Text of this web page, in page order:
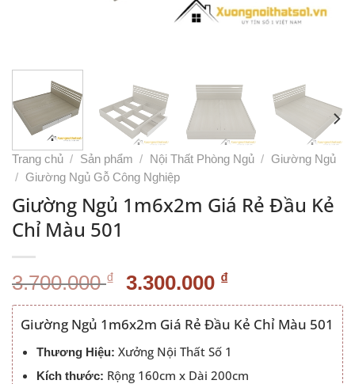
Trang chủ / Sản phẩm / Nội Thất Phòng Ngủ / Giường Ngủ
/ Giường Ngủ Gỗ Công Nghiệp
Giường Ngủ 1m6x2m Giá Rẻ Đầu Kẻ
Chỉ Màu 501
3.700.000₫ Giá
gốc
là:
3.700.000 ₫.
3.300.000 ₫Giá
hiện
tại
là:
3.300.000 ₫.
Giường Ngủ 1m6x2m Giá Rẻ Đầu Kẻ Chỉ Màu 501
Thương Hiệu: Xưởng Nội Thất Số 1
Kích thước: Rộng 160cm x Dài 200cm